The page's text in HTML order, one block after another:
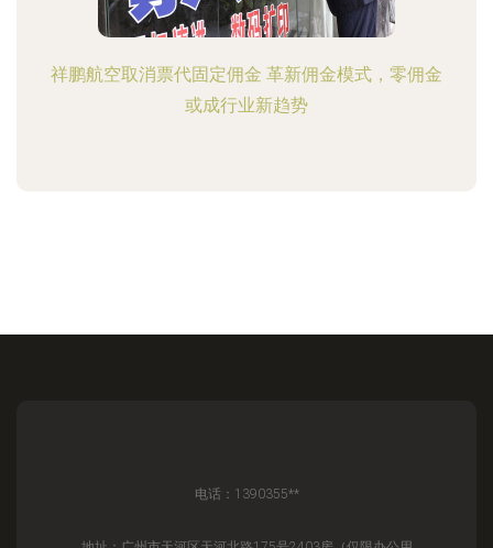
祥鹏航空取消票代固定佣金 革新佣金模式，零佣金
或成行业新趋势
电话：1390355**